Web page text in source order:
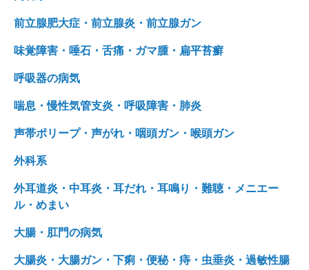
前立腺肥大症・前立腺炎・前立腺ガン
味覚障害・唾石・舌痛・ガマ腫・扁平苔癬
呼吸器の病気
喘息・慢性気管支炎・呼吸障害・肺炎
声帯ポリープ・声がれ・咽頭ガン・喉頭ガン
外科系
外耳道炎・中耳炎・耳だれ・耳鳴り・難聴・メニエー
ル・めまい
大腸・肛門の病気
大腸炎・大腸ガン・下痢・便秘・痔・虫垂炎・過敏性腸